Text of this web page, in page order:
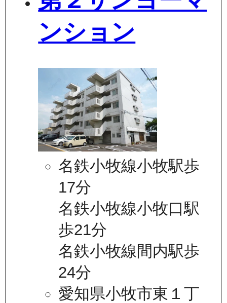
ンション
名鉄小牧線小牧駅歩
17分
名鉄小牧線小牧口駅
歩21分
名鉄小牧線間内駅歩
24分
愛知県小牧市東１丁